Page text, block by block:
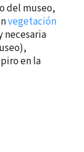
del museo,
vegetación
necesaria
en la